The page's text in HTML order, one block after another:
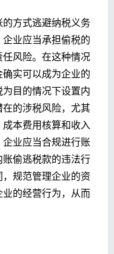
方式逃避纳税义务
业应当承担偷税的
风险。在这种情况
实可以成为企业的
目的情况下设置内
的涉税风险，尤其
本费用核算和收入
业应当合规进行账
偷逃税款的违法行
规范管理企业的资
的经营行为，从而